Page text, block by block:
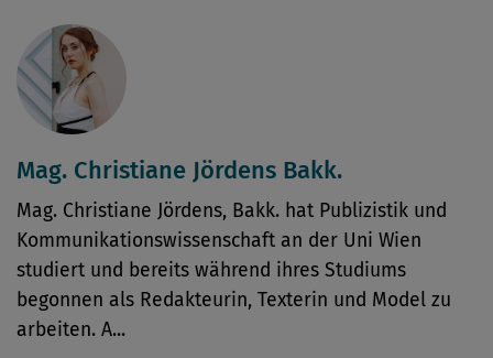
Mag. Christiane Jördens Bakk.
Mag. Christiane Jördens, Bakk. hat Publizistik und
Kommunikationswissenschaft an der Uni Wien
studiert und bereits während ihres Studiums
begonnen als Redakteurin, Texterin und Model zu
arbeiten. A...